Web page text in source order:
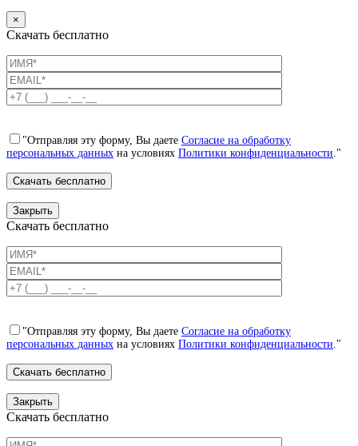
×
Скачать бесплатно
"Отправляя эту форму, Вы даете Согласие на обработку
персональных данных на условиях Политики конфиденциальности."
Закрыть
Скачать бесплатно
"Отправляя эту форму, Вы даете Согласие на обработку
персональных данных на условиях Политики конфиденциальности."
Закрыть
Скачать бесплатно